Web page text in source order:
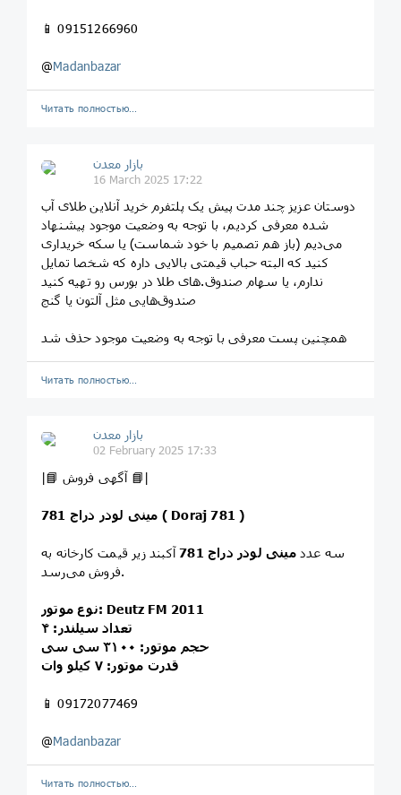
📱 09151266960
@Madanbazar
Читать полностью…
بازار معدن
16 March 2025 17:22
دوستان عزیز چند مدت پیش یک پلتفرم خرید آنلاین طلای آب
شده معرفی کردیم، با توجه به وضعیت موجود پیشنهاد
می‌دیم (باز هم تصمیم با خود شماست) یا سکه خریداری
کنید که البته حباب قیمتی بالایی داره که شخصا تمایل
ندارم، یا سهام صندوق.های طلا در بورس رو تهیه کنید
صندوق‌هایی مثل آلتون یا گنج
همچنین پست معرفی با توجه به وضعیت موجود حذف شد
Читать полностью…
بازار معدن
02 February 2025 17:33
|📘 آگهی فروش 📘|
مینی لودر دراج 781 ( Doraj 781 )
سه عددمینی لودر دراج 781
آکبند زیر قیمت کارخانه به
فروش می‌رسد.
نوع موتور: Deutz FM 2011
تعداد سیلندر: ۴
حجم موتور: ۳۱۰۰ سی سی
قدرت موتور: ۷ کیلو وات
📱 09172077469
@Madanbazar
Читать полностью…